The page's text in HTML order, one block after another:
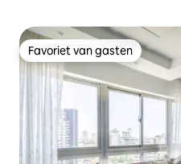
Favoriet van gasten
Favoriet van gasten